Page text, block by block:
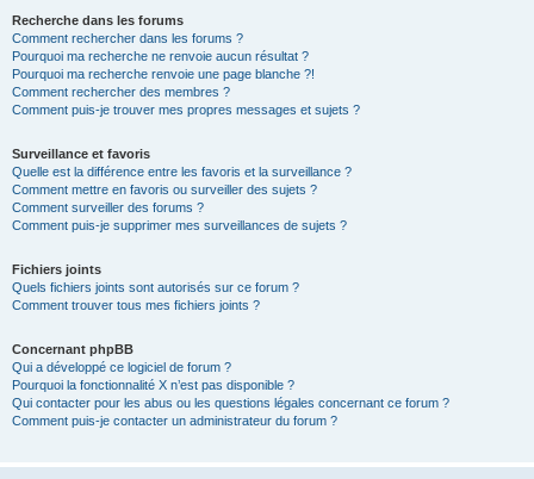
Recherche dans les forums
Comment rechercher dans les forums ?
Pourquoi ma recherche ne renvoie aucun résultat ?
Pourquoi ma recherche renvoie une page blanche ?!
Comment rechercher des membres ?
Comment puis-je trouver mes propres messages et sujets ?
Surveillance et favoris
Quelle est la différence entre les favoris et la surveillance ?
Comment mettre en favoris ou surveiller des sujets ?
Comment surveiller des forums ?
Comment puis-je supprimer mes surveillances de sujets ?
Fichiers joints
Quels fichiers joints sont autorisés sur ce forum ?
Comment trouver tous mes fichiers joints ?
Concernant phpBB
Qui a développé ce logiciel de forum ?
Pourquoi la fonctionnalité X n’est pas disponible ?
Qui contacter pour les abus ou les questions légales concernant ce forum ?
Comment puis-je contacter un administrateur du forum ?